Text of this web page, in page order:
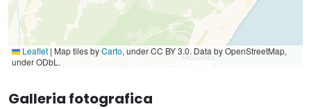
Leaflet | Map tiles byCarto, under CC BY 3.0. Data by OpenStreetMap,
under ODbL.
Galleria fotografica